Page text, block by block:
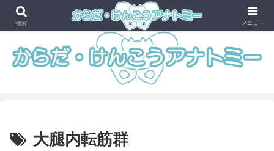
健康・美容と解剖学のイラストサイト
大腿内転筋群
検索 メニュー